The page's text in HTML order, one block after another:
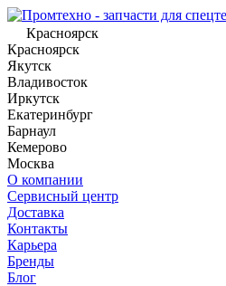
Красноярск
Красноярск
Якутск
Владивосток
Иркутск
Екатеринбург
Барнаул
Кемерово
Москва
О компании
Сервисный центр
Доставка
Контакты
Карьера
Бренды
Блог